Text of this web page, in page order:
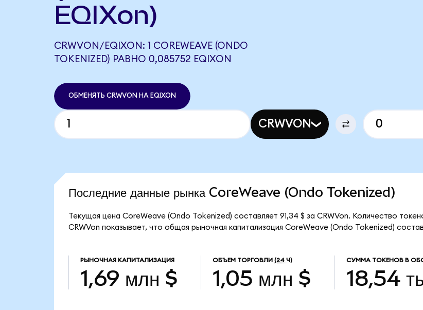
EQIXon)
CRWVON/EQIXON: 1 COREWEAVE (ONDO
TOKENIZED) РАВНО 0,085752 EQIXON
ОБМЕНЯТЬ CRWVON НА EQIXON
CRWVON
Последние данные рынка CoreWeave (Ondo Tokenized)
Текущая цена CoreWeave (Ondo Tokenized) составляет 91,34 $ за CRWVon. Количество
CRWVon показывает, что общая рыночная капитализация CoreWeave (Ondo Tokenized)
РЫНОЧНАЯ КАПИТАЛИЗАЦИЯ
1,69 млн $
ОБЪЕМ ТОРГОВЛИ (24 Ч)
1,05 млн $
СУММА ТОКЕНОВ В
18,54